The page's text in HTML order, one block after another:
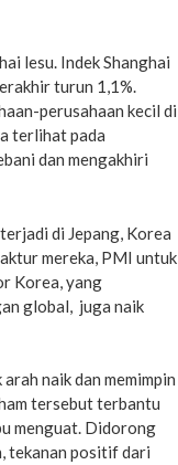
lesu. Indek Shanghai
turun 1,1%.
perusahaan kecil di
terlihat pada
dan mengakhiri
di Jepang, Korea
mereka, PMI untuk
Korea, yang
global, juga naik
naik dan memimpin
tersebut terbantu
menguat. Didorong
tekanan positif dari